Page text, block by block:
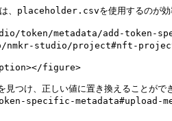
は、placeholder.csvを使用するのが効
token/metadata/add-
nmkr-studio/project#nft-projects-
figure>
つけ、正しい値に置き換えること
specific-metadata#upload-